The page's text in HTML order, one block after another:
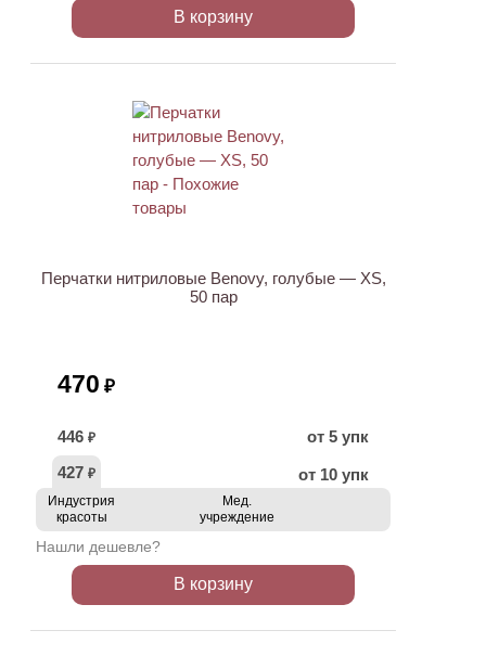
В корзину
Перчатки нитриловые Benovy, голубые — XS,
50 пар
470 ₽
446 ₽
от 5 упк
427 ₽ от 10 упк
Индустрия
красоты
Мед.
учреждение
Нашли дешевле?
В корзину